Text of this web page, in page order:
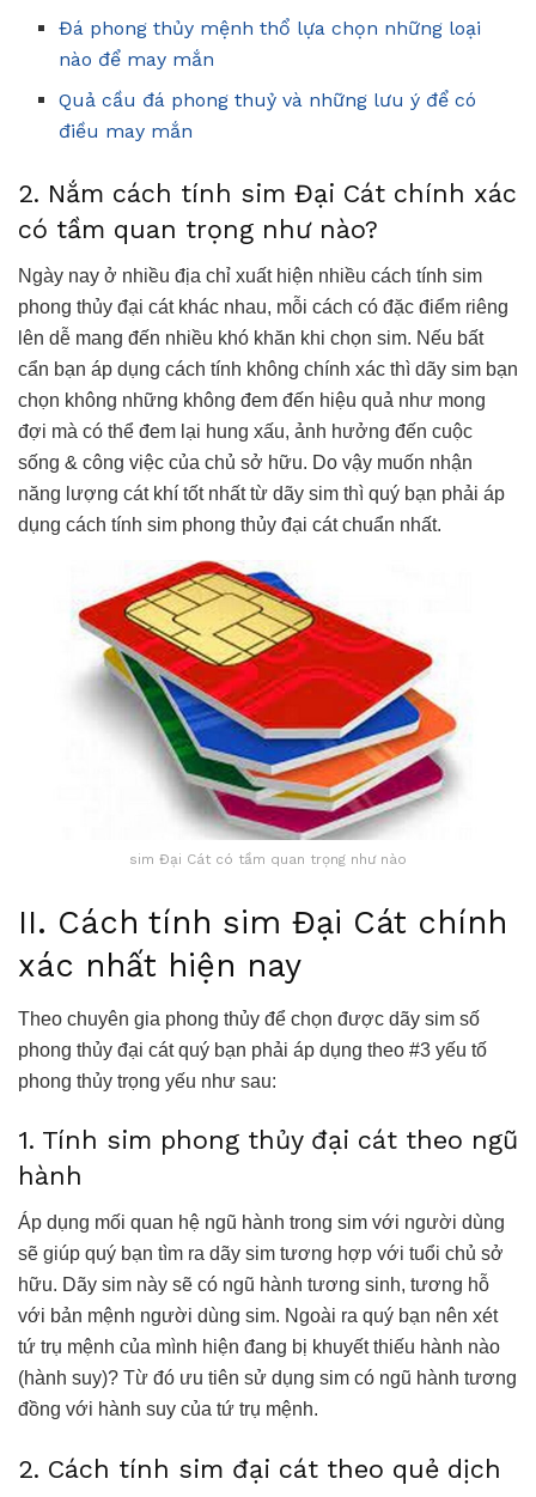
Đá phong thủy mệnh thổ lựa chọn những loại
nào để may mắn
Quả cầu đá phong thuỷ và những lưu ý để có
điều may mắn
2. Nắm cách tính sim Đại Cát chính xác
có tầm quan trọng như nào?
Ngày nay ở nhiều địa chỉ xuất hiện nhiều cách tính sim
phong thủy đại cát khác nhau, mỗi cách có đặc điểm riêng
lên dễ mang đến nhiều khó khăn khi chọn sim. Nếu bất
cẩn bạn áp dụng cách tính không chính xác thì dãy sim bạn
chọn không những không đem đến hiệu quả như mong
đợi mà có thể đem lại hung xấu, ảnh hưởng đến cuộc
sống & công việc của chủ sở hữu. Do vậy muốn nhận
năng lượng cát khí tốt nhất từ dãy sim thì quý bạn phải áp
dụng cách tính sim phong thủy đại cát chuẩn nhất.
sim Đại Cát có tầm quan trọng như nào
II. Cách tính sim Đại Cát chính
xác nhất hiện nay
Theo chuyên gia phong thủy để chọn được dãy sim số
phong thủy đại cát quý bạn phải áp dụng theo #3 yếu tố
phong thủy trọng yếu như sau:
1. Tính sim phong thủy đại cát theo ngũ
hành
Áp dụng mối quan hệ ngũ hành trong sim với người dùng
sẽ giúp quý bạn tìm ra dãy sim tương hợp với tuổi chủ sở
hữu. Dãy sim này sẽ có ngũ hành tương sinh, tương hỗ
với bản mệnh người dùng sim. Ngoài ra quý bạn nên xét
tứ trụ mệnh của mình hiện đang bị khuyết thiếu hành nào
(hành suy)? Từ đó ưu tiên sử dụng sim có ngũ hành tương
đồng với hành suy của tứ trụ mệnh.
2. Cách tính sim đại cát theo quẻ dịch